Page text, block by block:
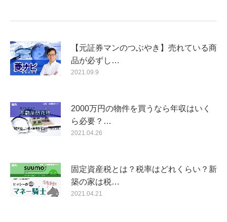
【元証券マンのつぶやき】売れている商
品が必ずし…
2021.09.9
2000万円の物件を買うなら年収はいく
ら必要？…
2021.04.26
固定資産税とは？税率はどれくらい？新
築の家は税…
2021.04.21